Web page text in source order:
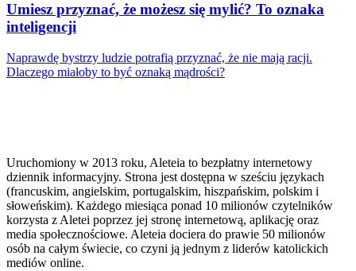
Umiesz przyznać, że możesz się mylić? To oznaka
inteligencji
Naprawdę bystrzy ludzie potrafią przyznać, że nie mają racji.
Dlaczego miałoby to być oznaką mądrości?
Uruchomiony w 2013 roku, Aleteia to bezpłatny internetowy
dziennik informacyjny. Strona jest dostępna w sześciu językach
(francuskim, angielskim, portugalskim, hiszpańskim, polskim i
słoweńskim). Każdego miesiąca ponad 10 milionów czytelników
korzysta z Aletei poprzez jej stronę internetową, aplikację oraz
media społecznościowe. Aleteia dociera do prawie 50 milionów
osób na całym świecie, co czyni ją jednym z liderów katolickich
mediów online.